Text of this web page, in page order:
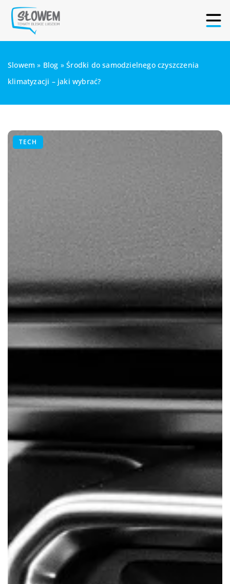
Slowem » Blog »Środki do samodzielnego czyszczenia
klimatyzacji – jaki wybrać?
TECH